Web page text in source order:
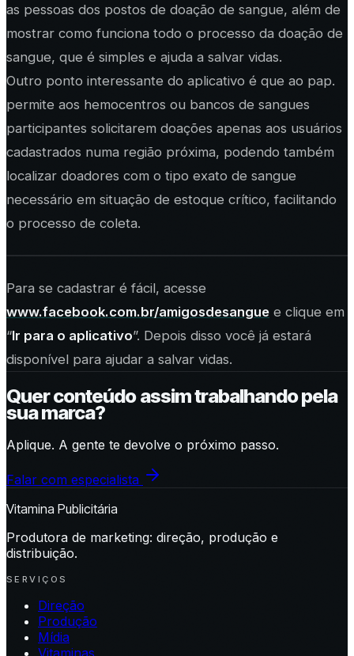
as pessoas dos postos de doação de sangue, além de
mostrar como funciona todo o processo da doação de
sangue, que é simples e ajuda a salvar vidas.
Outro ponto interessante do aplicativo é que ao pap.
permite aos hemocentros ou bancos de sangues
participantes solicitarem doações apenas aos usuários
cadastrados numa região próxima, podendo também
localizar doadores com o tipo exato de sangue
necessário em situação de estoque crítico, facilitando
o processo de coleta.
Para se cadastrar é fácil, acesse
www.facebook.com.br/amigosdesangue e clique em
“Ir para o aplicativo”. Depois disso você já estará
disponível para ajudar a salvar vidas.
Quer conteúdo assim trabalhando pela
sua marca?
Aplique. A gente te devolve o próximo passo.
Falar com especialista
Vitamina Publicitária
Produtora de marketing: direção, produção e
distribuição.
SERVIÇOS
Direção
Produção
Mídia
Vitaminas